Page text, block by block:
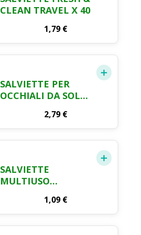
CLEAN TRAVEL X 40
1,79 €
SALVIETTE PER
OCCHIALI DA SOLE
2,79 €
SALVIETTE
MULTIUSO
POCKET CRAI X 20
1,09 €